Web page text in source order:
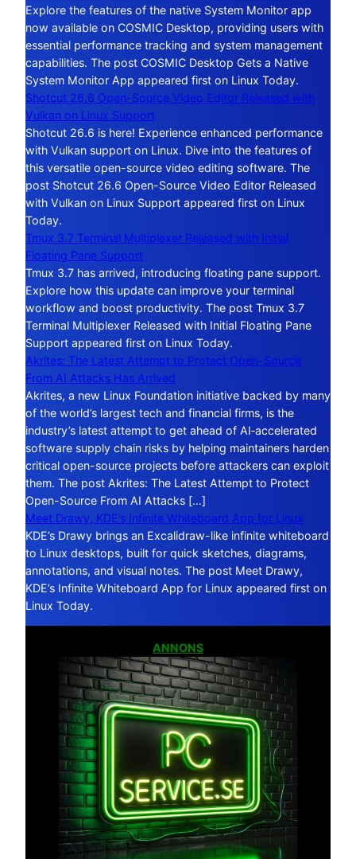
Explore the features of the native System Monitor app
now available on COSMIC Desktop, providing users with
essential performance tracking and system management
capabilities. The post COSMIC Desktop Gets a Native
System Monitor App appeared first on Linux Today.
Shotcut 26.6 Open-Source Video Editor Released with
Vulkan on Linux Support
Shotcut 26.6 is here! Experience enhanced performance
with Vulkan support on Linux. Dive into the features of
this versatile open-source video editing software. The
post Shotcut 26.6 Open-Source Video Editor Released
with Vulkan on Linux Support appeared first on Linux
Today.
Tmux 3.7 Terminal Multiplexer Released with Initial
Floating Pane Support
Tmux 3.7 has arrived, introducing floating pane support.
Explore how this update can improve your terminal
workflow and boost productivity. The post Tmux 3.7
Terminal Multiplexer Released with Initial Floating Pane
Support appeared first on Linux Today.
Akrites: The Latest Attempt to Protect Open-Source
From AI Attacks Has Arrived
Akrites, a new Linux Foundation initiative backed by many
of the world’s largest tech and financial firms, is the
industry’s latest attempt to get ahead of AI‑accelerated
software supply chain risks by helping maintainers harden
critical open-source projects before attackers can exploit
them. The post Akrites: The Latest Attempt to Protect
Open-Source From AI Attacks […]
Meet Drawy, KDE’s Infinite Whiteboard App for Linux
KDE’s Drawy brings an Excalidraw-like infinite whiteboard
to Linux desktops, built for quick sketches, diagrams,
annotations, and visual notes. The post Meet Drawy,
KDE’s Infinite Whiteboard App for Linux appeared first on
Linux Today.
ANNONS